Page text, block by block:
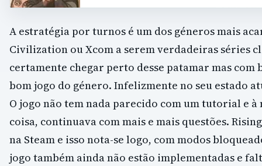
A estratégia por turnos é um dos géneros mais
Civilization ou Xcom a serem verdadeiras séries
certamente chegar perto desse patamar mas com
bom jogo do género. Infelizmente no seu estado
O jogo não tem nada parecido com um tutorial e
coisa, continuava com mais e mais questões.
na Steam e isso nota-se logo, com modos
jogo também ainda não estão implementadas e